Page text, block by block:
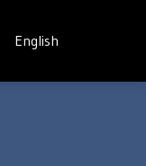
English